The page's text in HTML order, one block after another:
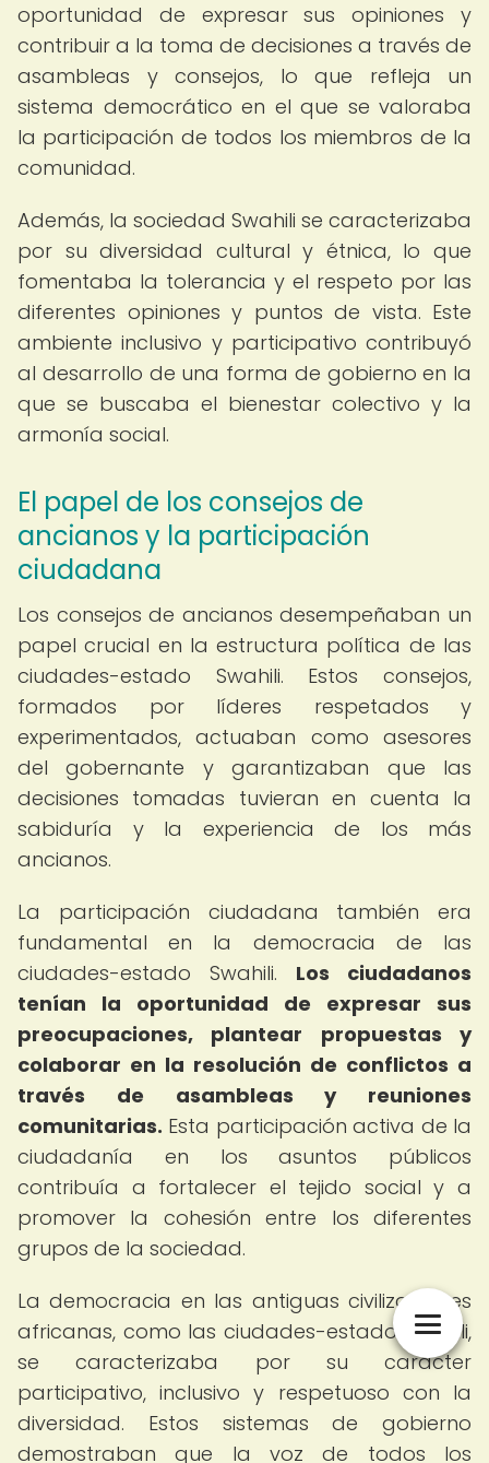
oportunidad de expresar sus opiniones y
contribuir a la toma de decisiones a través de
asambleas y consejos, lo que refleja un
sistema democrático en el que se valoraba
la participación de todos los miembros de la
comunidad.
Además, la sociedad Swahili se caracterizaba
por su diversidad cultural y étnica, lo que
fomentaba la tolerancia y el respeto por las
diferentes opiniones y puntos de vista. Este
ambiente inclusivo y participativo contribuyó
al desarrollo de una forma de gobierno en la
que se buscaba el bienestar colectivo y la
armonía social.
El papel de los consejos de
ancianos y la participación
ciudadana
Los consejos de ancianos desempeñaban un
papel crucial en la estructura política de las
ciudades-estado Swahili. Estos consejos,
formados por líderes respetados y
experimentados, actuaban como asesores
del gobernante y garantizaban que las
decisiones tomadas tuvieran en cuenta la
sabiduría y la experiencia de los más
ancianos.
La participación ciudadana también era
fundamental en la democracia de las
ciudades-estado Swahili. Los ciudadanos
tenían la oportunidad de expresar sus
preocupaciones, plantear propuestas y
colaborar en la resolución de conflictos a
través de asambleas y reuniones
comunitarias. Esta participación activa de la
ciudadanía en los asuntos públicos
contribuía a fortalecer el tejido social y a
promover la cohesión entre los diferentes
grupos de la sociedad.
La democracia en las antiguas civilizaciones
africanas, como las ciudades-estado Swahili,
se caracterizaba por su carácter
participativo, inclusivo y respetuoso con la
diversidad. Estos sistemas de gobierno
demostraban que la voz de todos los